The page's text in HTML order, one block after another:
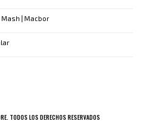
Mash | Macbor
TODOS LOS DERECHOS RESERVADOS